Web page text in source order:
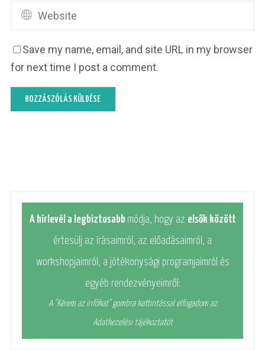
Save my name, email, and site URL in my browser
for next time I post a comment.
A hírlevél a legbiztosabb módja, hogy az elsők között
értesülj az írásaimról, az előadásaimról, a
workshopjaimról, a jótékonysági programjaimról és
egyéb rendezvényeimről:
A "Kérem az infókat" gombra kattintással elfogadom az
Adatkezelési tájékoztatót